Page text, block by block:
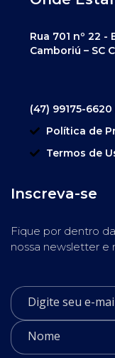
Rua 701 nº 22
Camboriú – SC
(47) 99175-6620
Política de
Termos de
Inscreva-se
Fique por dentro
nossa newsletter e